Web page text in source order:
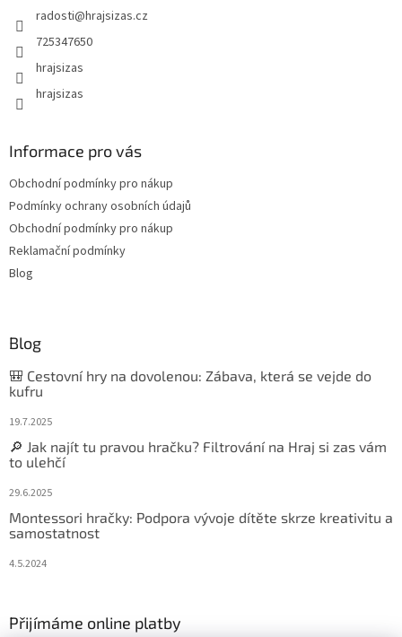
radosti@hrajsizas.cz
725347650
hrajsizas
hrajsizas
Informace pro vás
Obchodní podmínky pro nákup
Podmínky ochrany osobních údajů
Obchodní podmínky pro nákup
Reklamační podmínky
Blog
Blog
🎒 Cestovní hry na dovolenou: Zábava, která se vejde do
kufru
19.7.2025
🔎 Jak najít tu pravou hračku? Filtrování na Hraj si zas vám
to ulehčí
29.6.2025
Montessori hračky: Podpora vývoje dítěte skrze kreativitu a
samostatnost
4.5.2024
Přijímáme online platby